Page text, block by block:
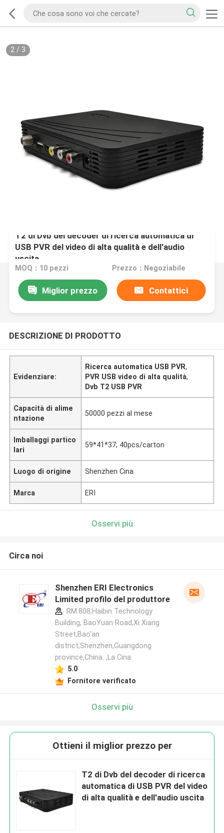
2/ 3
T2 di Dvb del decoder di ricerca automatica di
USB PVR del video di alta qualità e dell'audio
uscita
MOQ：10 pezzi Prezzo：Negoziabile
Miglior prezzo Contattici
DESCRIZIONE DI PRODOTTO
Evidenziare:
Ricerca automatica USB PVR,
PVR USB video di alta qualità,
Dvb T2 USB PVR
Capacità di alime
ntazione
50000 pezzi al mese
Imballaggi partico
lari
59*41*37; 40pcs/carton
Luogo di origine Shenzhen Cina
Marca ERI
Osservi più
Circa noi
Shenzhen ERI Electronics
Limited profilo del produttore
RM.808,Haibin Technology
Building, BaoYuan Road,Xi Xiang
Street,Bao'an
district,Shenzhen,Guangdong
province,China. ,La Cina
5.0
Fornitore verificato
Osservi più
Ottieni il miglior prezzo per
T2 di Dvb del decoder di ricerca
automatica di USB PVR del video
di alta qualità e dell'audio uscita